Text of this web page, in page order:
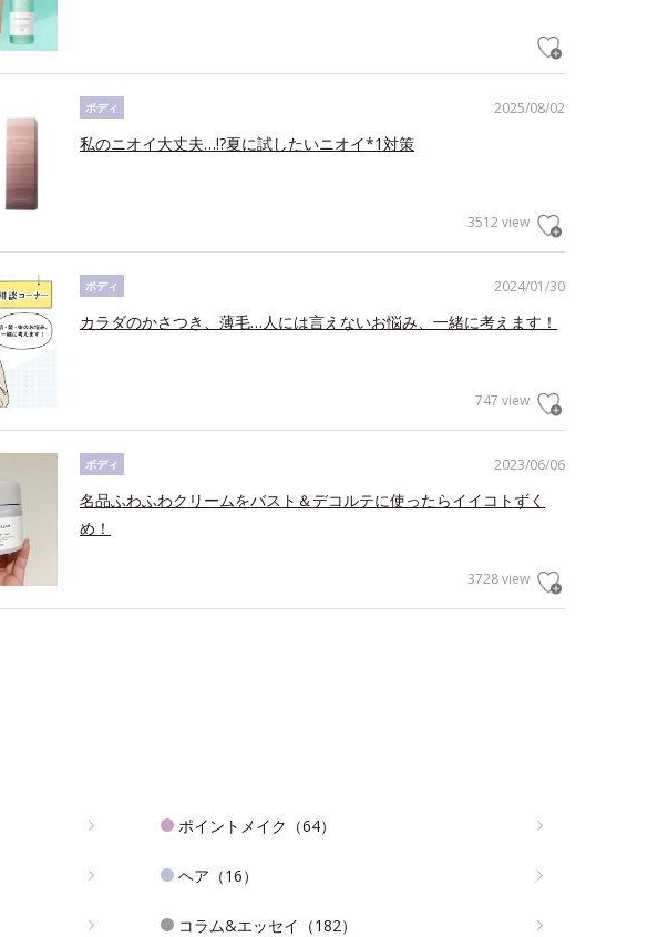
2025/08/02
ボディ
私のニオイ大丈夫…!?夏に試したいニオイ*1対策
3512 view
2024/01/30
ボディ
カラダのかさつき、薄毛…人には言えないお悩み、一緒に考えます！
747 view
2023/06/06
ボディ
名品ふわふわクリームをバスト＆デコルテに使ったらイイコトずく
め！
3728 view
ポイントメイク（64）
ヘア（16）
コラム&エッセイ（182）